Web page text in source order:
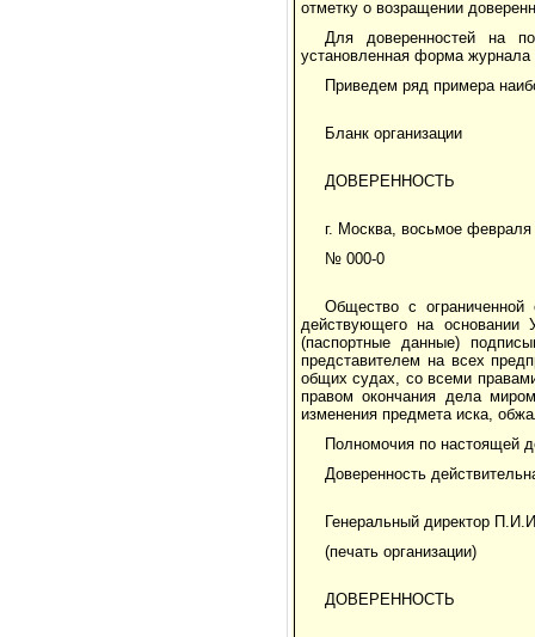
отметку о возращении
Для доверенностей на
установленная форма журнала
Приведем ряд примера
Бланк организации
ДОВЕРЕННОСТЬ
г. Москва, восьмое февраля
№ 000-0
Общество с ограниченной
действующего на основании
(паспортные данные)
представителем на всех
общих судах, со всеми
правом окончания дела
изменения предмета иска,
Полномочия по настоящей
Доверенность
Генеральный директор
(печать организации)
ДОВЕРЕННОСТЬ